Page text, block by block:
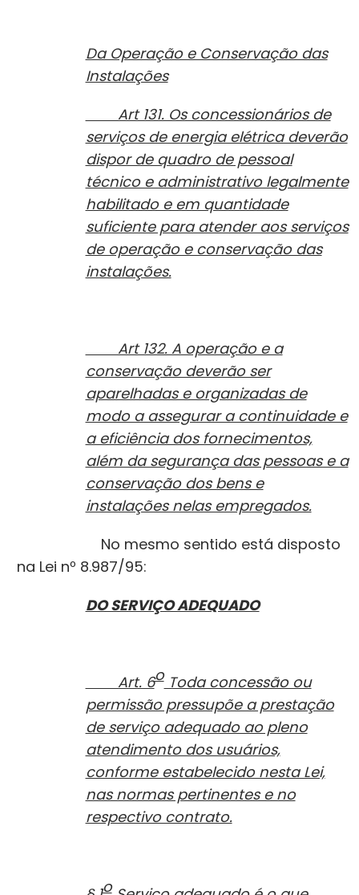
Da Operação e Conservação das
Instalações
Art 131. Os concessionários de
serviços de energia elétrica deverão
dispor de quadro de pessoal
técnico e administrativo legalmente
habilitado e em quantidade
suficiente para atender aos serviços
de operação e conservação das
instalações.
Art 132. A operação e a
conservação deverão ser
aparelhadas e organizadas de
modo a assegurar a continuidade e
a eficiência dos fornecimentos,
além da segurança das pessoas e a
conservação dos bens e
instalações nelas empregados.
No mesmo sentido está disposto
na Lei nº 8.987/95:
DO SERVIÇO ADEQUADO
Art. 6oToda concessão ou
permissão pressupõe a prestação
de serviço adequado ao pleno
atendimento dos usuários,
conforme estabelecido nesta Lei,
nas normas pertinentes e no
respectivo contrato.
o